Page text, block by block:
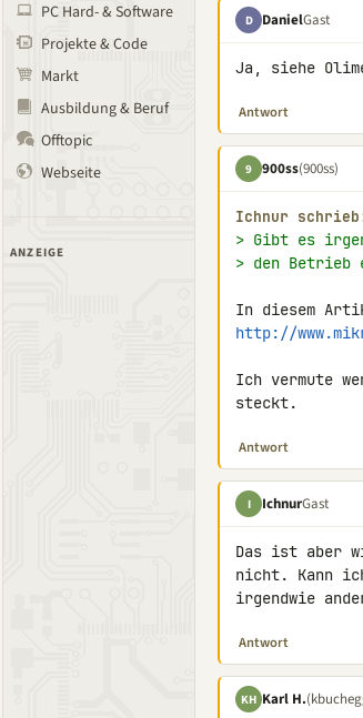
PC Hard- & Software
Projekte & Code
Markt
Ausbildung & Beruf
Offtopic
Webseite
ANZEIGE
D DanielGast
Ja, siehe
Antwort
9 900ss(900ss)
Ichnur
> Gibt es
> den Betrieb
http://
Ich vermute
steckt.
Antwort
I IchnurGast
Das ist aber
nicht. Kann
irgendwie
Antwort
KH Karl H.